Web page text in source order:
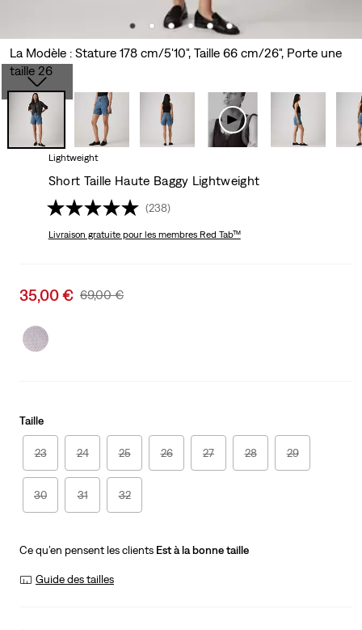
La Modèle : Stature 178 cm/5'10", Taille 66 cm/26", Porte une
taille 26
Lightweight
Short Taille Haute Baggy Lightweight
(238)
Livraison gratuitepour les membres Red Tab™
Sale
is
35,00 € Original
69,00 €
Taille
23 24 25 26 27 28 29
30 31 32
Ce qu’en pensent les clients Est à la bonne taille
Guide des tailles